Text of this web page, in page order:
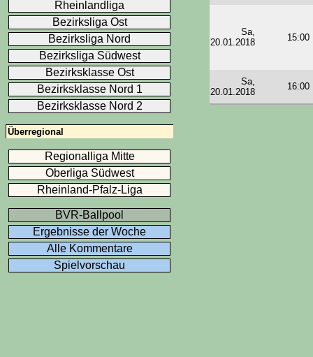
Sa,
20.01.2018
15:00
Sa,
20.01.2018
16:00
Rheinlandliga
Bezirksliga Ost
Bezirksliga Nord
Bezirksliga Südwest
Bezirksklasse Ost
Bezirksklasse Nord 1
Bezirksklasse Nord 2
Überregional
Regionalliga Mitte
Oberliga Südwest
Rheinland-Pfalz-Liga
BVR-Ballpool
Ergebnisse der Woche
Alle Kommentare
Spielvorschau